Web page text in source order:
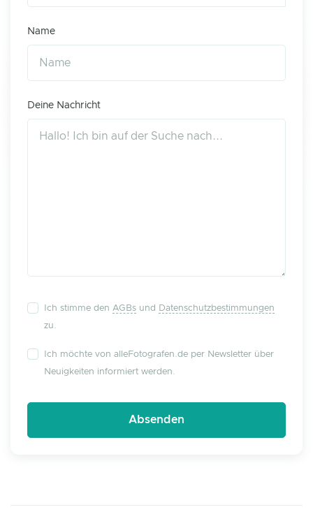
Name
Deine Nachricht
Ich stimme den AGBs und
Datenschutzbestimmungen
zu.
Ich möchte von alleFotografen.de per Newsletter über
Neuigkeiten informiert werden.